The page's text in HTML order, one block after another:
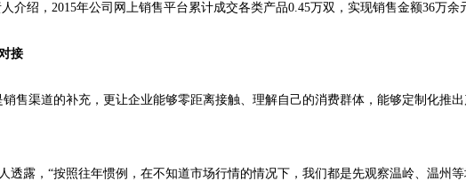
介绍，2015年公司网上销售平台累计成交各类产品0.45万双，实现销售金额36万余
接
售渠道的补充，更让企业能够零距离接触、理解自己的消费群体，能够定制化推
露，“按照往年惯例，在不知道市场行情的情况下，我们都是先观察温岭、温州